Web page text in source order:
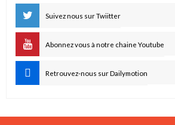
Suivez nous sur Twiitter
Abonnez vous à notre chaine Youtube
Retrouvez-nous sur Dailymotion